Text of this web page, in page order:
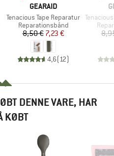
MÆRKE
GEARAID
Artikel
Tenacious Tape Reparatur
Produktgruppe
Reparationsbånd
Pris
8,50 €Nedsat pris
7,23 €
4,6( 12)
Artikel
Tenacious
DENNE VARE, HAR
KØBT